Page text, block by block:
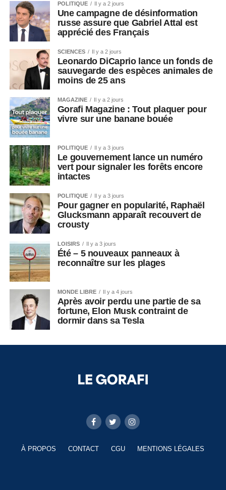
POLITIQUE Il y a 2 jours
Une campagne de désinformation
russe assure que Gabriel Attal est
apprécié des Français
SCIENCES Il y a 2 jours
Leonardo DiCaprio lance un fonds de
sauvegarde des espèces animales de
moins de 25 ans
MAGAZINE Il y a 2 jours
Gorafi Magazine : Tout plaquer pour
vivre sur une banane bouée
POLITIQUE Il y a 3 jours
Le gouvernement lance un numéro
vert pour signaler les forêts encore
intactes
POLITIQUE Il y a 3 jours
Pour gagner en popularité, Raphaël
Glucksmann apparaît recouvert de
crousty
LOISIRS Il y a 3 jours
Été – 5 nouveaux panneaux à
reconnaître sur les plages
MONDE LIBRE Il y a 4 jours
Après avoir perdu une partie de sa
fortune, Elon Musk contraint de
dormir dans sa Tesla
À PROPOS CONTACT CGU MENTIONS LÉGALES